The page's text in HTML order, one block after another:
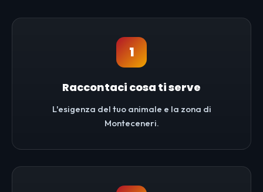
1
Raccontaci cosa ti serve
L'esigenza del tuo animale e la zona di
Monteceneri.